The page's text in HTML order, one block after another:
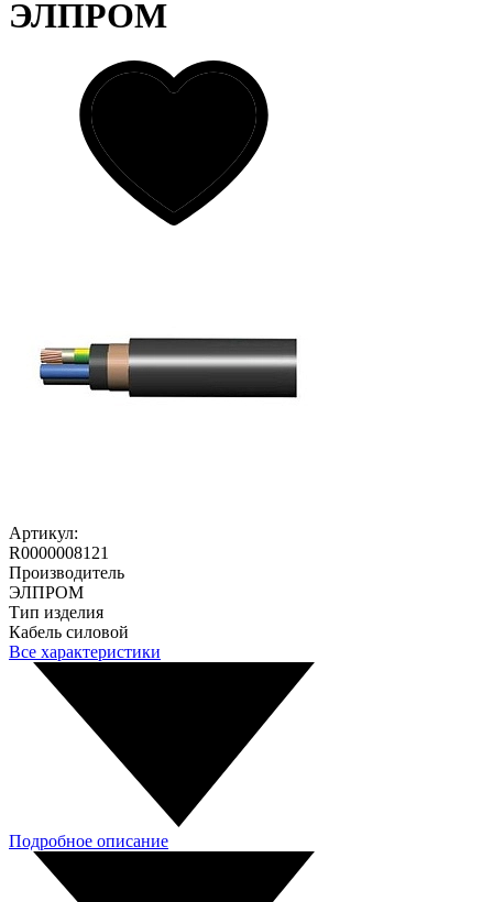
ЭЛПРОМ
Артикул:
R0000008121
Производитель
ЭЛПРОМ
Тип изделия
Кабель силовой
Все характеристики
Подробное описание